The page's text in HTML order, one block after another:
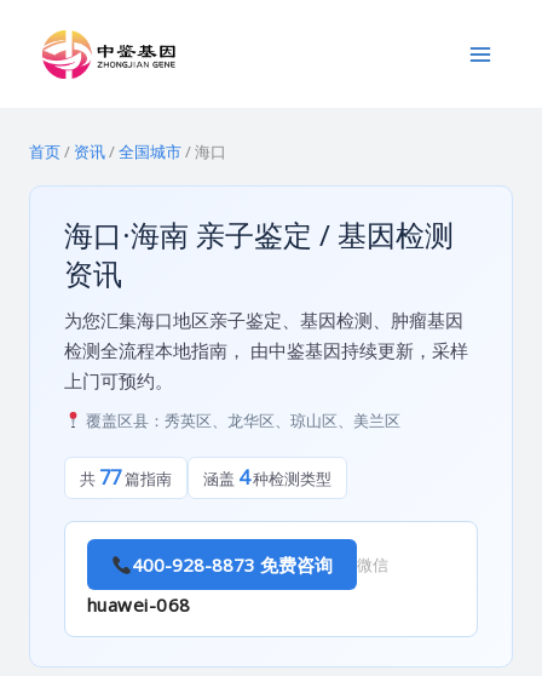
Menu
首页/ 资讯/全国城市/海口
海口·海南 亲子鉴定 / 基因检测
资讯
为您汇集海口地区亲子鉴定、基因检测、肿瘤基因
检测全流程本地指南， 由中鉴基因持续更新，采样
上门可预约。
覆盖区县：秀英区、龙华区、琼山区、美兰区
共 77篇指南 涵盖 4种检测类型
400-928-8873 免费咨询 微信
huawei-068